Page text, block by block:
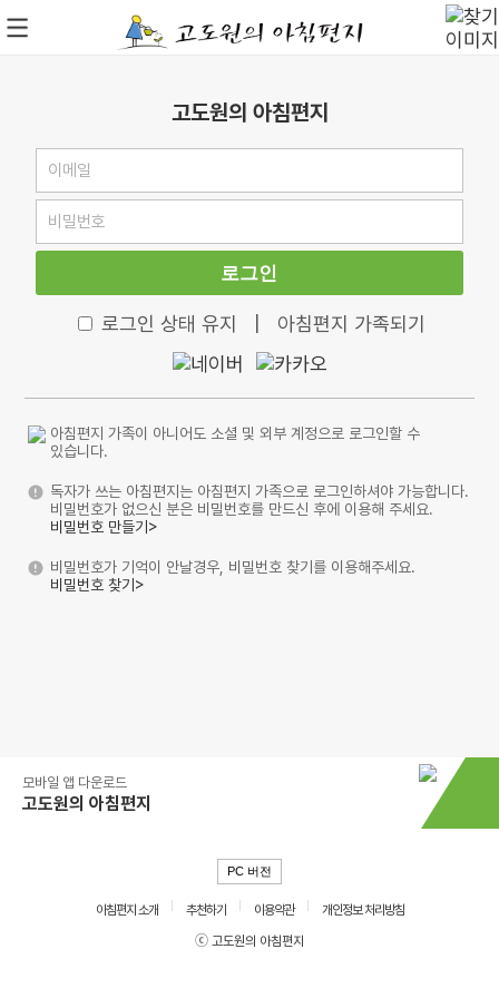
고도원의 아침편지
로그인
로그인 상태 유지 아침편지 가족되기
아침편지 가족이 아니어도 소셜 및 외부 계정으로 로그인할 수
있습니다.
독자가 쓰는 아침편지는 아침편지 가족으로 로그인하셔야 가능합니다.
비밀번호가 없으신 분은 비밀번호를 만드신 후에 이용해 주세요.
비밀번호 만들기>
비밀번호가 기억이 안날경우, 비밀번호 찾기를 이용해주세요.
비밀번호 찾기>
모바일 앱 다운로드
고도원의 아침편지
PC 버전
아침편지 소개 추천하기 이용약관
개인정보 처리방침
ⓒ 고도원의 아침편지